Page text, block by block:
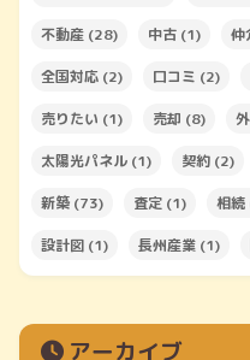
不動産 (28) 中古 (1) 仲
全国対応 (2) 口コミ (2)
売りたい (1) 売却 (8)
太陽光パネル (1) 契約 (2)
新築 (73) 査定 (1) 相続
設計図 (1) 長州産業 (1)
アーカイブ